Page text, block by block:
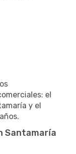
el
y el
Santamaría